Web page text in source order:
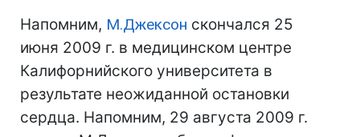
Напомним, М.Джексон скончался 25
июня 2009 г. в медицинском центре
Калифорнийского университета в
результате неожиданной остановки
сердца. Напомним, 29 августа 2009 г.